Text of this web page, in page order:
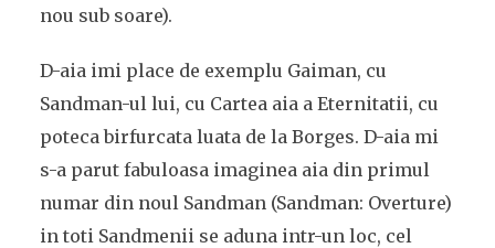
nou sub soare).
D-aia imi place de exemplu Gaiman, cu
Sandman-ul lui, cu Cartea aia a Eternitatii, cu
poteca birfurcata luata de la Borges. D-aia mi
s-a parut fabuloasa imaginea aia din primul
numar din noul Sandman (Sandman: Overture)
in toti Sandmenii se aduna intr-un loc, cel